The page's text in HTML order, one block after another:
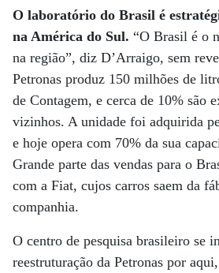
O laboratório do Brasil é
na América do Sul. “O Brasil é o
na região”, diz D’Arraigo, sem
Petronas produz 150 milhões de
de Contagem, e cerca de 10% são
vizinhos. A unidade foi adquirida
e hoje opera com 70% da sua
Grande parte das vendas para o
com a Fiat, cujos carros saem da
companhia.
O centro de pesquisa brasileiro se
reestruturação da Petronas por